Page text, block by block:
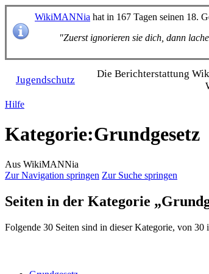
WikiMANNia hat in 167 Tagen seinen 18.
"Zuerst ignorieren sie dich, dann
Jugendschutz
Die Bericht­erstattung
Hilfe
Kategorie:Grundgesetz
Aus WikiMANNia
Zur Navigation springen Zur Suche springen
Seiten in der Kategorie
Folgende 30 Seiten sind in dieser Kategorie, von 30